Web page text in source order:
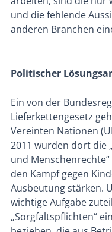
und die fehlende
anderen Branchen
Politischer
Ein von der
Lieferkettengesetz
Vereinten Nationen
2011 wurden dort die
und
den Kampf gegen
Ausbeutung stärken.
wichtige Aufgabe
„Sorgfaltspflichten“